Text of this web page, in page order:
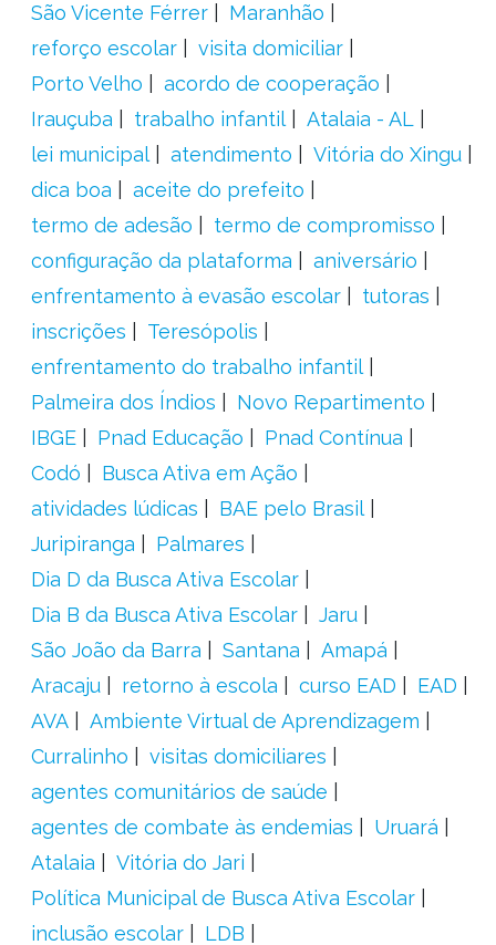
São Vicente Férrer
Maranhão
reforço escolar
visita domiciliar
Porto Velho
acordo de cooperação
Irauçuba
trabalho infantil
Atalaia - AL
lei municipal
atendimento
Vitória do Xingu
dica boa
aceite do prefeito
termo de adesão
termo de compromisso
configuração da plataforma
aniversário
enfrentamento à evasão escolar
tutoras
inscrições
Teresópolis
enfrentamento do trabalho infantil
Palmeira dos Índios
Novo Repartimento
IBGE
Pnad Educação
Pnad Contínua
Codó
Busca Ativa em Ação
atividades lúdicas
BAE pelo Brasil
Juripiranga
Palmares
Dia D da Busca Ativa Escolar
Dia B da Busca Ativa Escolar
Jaru
São João da Barra
Santana
Amapá
Aracaju
retorno à escola curso EAD
EAD
AVA
Ambiente Virtual de Aprendizagem
Curralinho
visitas domiciliares
agentes comunitários de saúde
agentes de combate às endemias
Uruará
Atalaia
Vitória do Jari
Política Municipal de Busca Ativa Escolar
inclusão escolar
LDB